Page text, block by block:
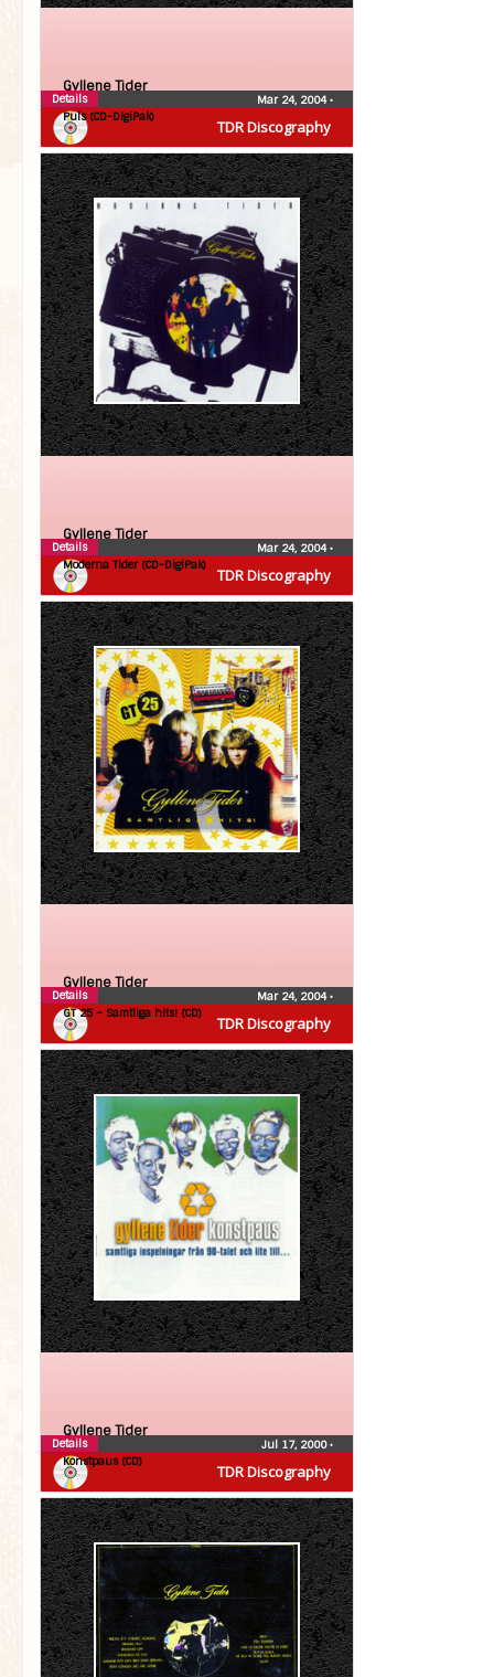
TDR Discography
Gyllene Tider
Puls (CD-DigiPak)
Mar 24, 2004•
Details
TDR Discography
Gyllene Tider
Moderna Tider (CD-DigiPak)
Mar 24, 2004•
Details
TDR Discography
Gyllene Tider
GT 25 – Samtliga hits! (CD)
Mar 24, 2004•
Details
TDR Discography
Gyllene Tider
Konstpaus (CD)
Jul 17, 2000•
Details